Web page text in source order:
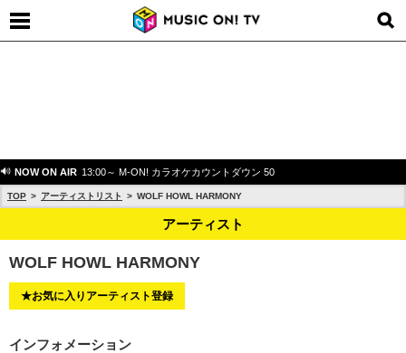
NOW ON AIR 13:00～ M-ON! カラオケカウントダウン 50
TOP アーティストリスト WOLF HOWL HARMONY
アーティスト
WOLF HOWL HARMONY
★お気に入りアーティスト登録
インフォメーション